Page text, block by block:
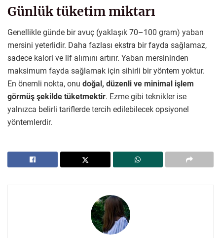
Günlük tüketim miktarı
Genellikle günde bir avuç (yaklaşık 70–100 gram) yaban
mersini yeterlidir. Daha fazlası ekstra bir fayda sağlamaz,
sadece kalori ve lif alımını artırır. Yaban mersininden
maksimum fayda sağlamak için sihirli bir yöntem yoktur.
En önemli nokta, onu doğal, düzenli ve minimal işlem
görmüş şekilde tüketmektir. Ezme gibi teknikler ise
yalnızca belirli tariflerde tercih edilebilecek opsiyonel
yöntemlerdir.